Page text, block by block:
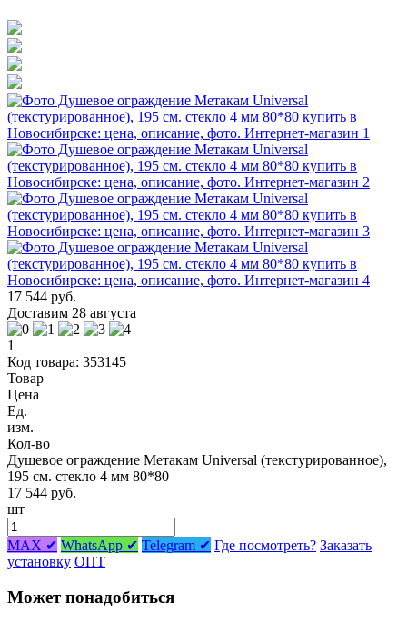
17 544 руб.
Доставим 28 августа
1
Код товара: 353145
Товар
Цена
Ед.
изм.
Кол-во
Душевое ограждение Метакам Universal (текстурированное),
195 см. стекло 4 мм 80*80
17 544 руб.
шт
MAX ✔ WhatsApp ✔ Telegram ✔ Где посмотреть? Заказать
установку ОПТ
Может понадобиться